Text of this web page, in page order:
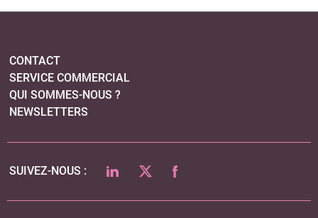
PLAN DU SITE
MENTIONS LÉGALES
POLITIQUE DE CONFIDENTIALITÉ
COOKIES